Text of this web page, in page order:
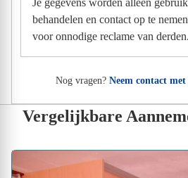
Je gegevens worden alleen
behandelen en contact op te
voor onnodige reclame van derden.
Nog vragen? Neem contact
Vergelijkbare